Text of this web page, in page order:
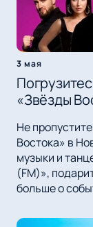
3 мая
«Звёзды
Не
Востока» в
музыки и
(FM)»,
больше о